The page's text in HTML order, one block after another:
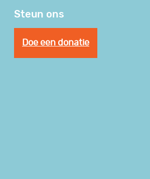
Steun ons
Doe een donatie